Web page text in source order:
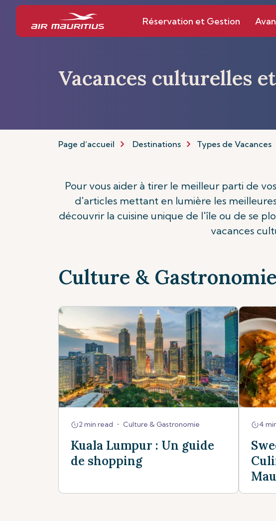
Réservation et Gestion
Vacances culturelles
Page d’accueil Destinations Types de Vacances
Pour vous aider à tirer le meilleur parti de
d'articles mettant en lumière les
découvrir la cuisine unique de l'île ou de se
vacances
Culture & Gastronomie
2 min read • Culture & Gastronomie
Kuala Lumpur : Un guide
de shopping
4